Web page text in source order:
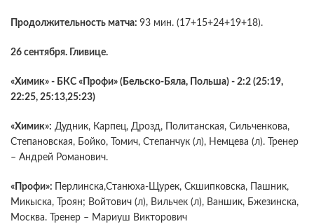
Продолжительность матча: 93 мин. (17+15+24+19+18).
26 сентября. Гливице.
«Химик» - БКС «Профи» (Бельско-Бяла, Польша) - 2:2 (25:19,
22:25, 25:13,25:23)
«Химик»: Дудник, Карпец, Дрозд, Политанская, Сильченкова,
Степановская, Бойко, Томич, Степанчук (л), Немцева (л). Тренер
– Андрей Романович.
«Профи»:
Перлинска,Станюха-Щурек, Скшипковска, Пашник,
Микыска, Троян; Войтович (л), Вильчек (л), Ваншик, Бжезинска,
Москва. Тренер – Мариуш Викторович